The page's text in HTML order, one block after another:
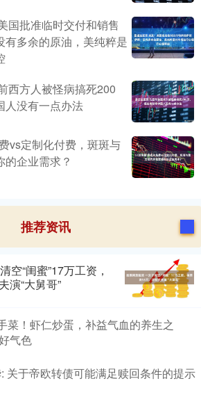
国批准临时交付和销售
有多余的原油，美纯粹是
西方人被怪病搞死200
人没有一点办法
vs定制化付费，斑斑与
企业需求？
推荐资讯
空“闺蜜”17万工资，
演“大舅哥”
菜！虾仁炒蛋，补益气血的养生之
气色
关于帝欧转债可能满足赎回条件的提示